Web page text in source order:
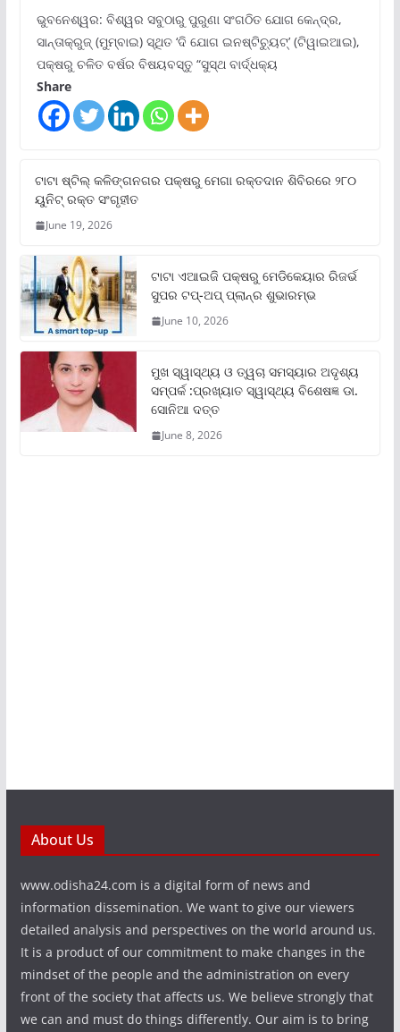
ଭୁବନେଶ୍ୱର: ବିଶ୍ୱର ସବୁଠାରୁ ପୁରୁଣା ସଂଗଠିତ ଯୋଗ କେନ୍ଦ୍ର,
ସାନ୍ତାକ୍ରୁଜ୍ (ମୁମ୍ବାଇ) ସ୍ଥିତ ‘ଦି ଯୋଗ ଇନଷ୍ଟିଚ୍ୟୁଟ୍‌’ (ଟିୱାଇଆଇ),
ପକ୍ଷରୁ ଚଳିତ ବର୍ଷର ବିଷୟବସ୍ତୁ “ସୁସ୍ଥ ବାର୍ଦ୍ଧକ୍ୟ
Share
ଟାଟା ଷ୍ଟିଲ୍‌ କଳିଙ୍ଗନଗର ପକ୍ଷରୁ ମେଗା ରକ୍ତଦାନ ଶିବିରରେ ୨୮୦
ୟୁନିଟ୍‌ ରକ୍ତ ସଂଗୃହୀତ
June 19, 2026
ଟାଟା ଏଆଇଜି ପକ୍ଷରୁ ମେଡିକେୟାର ରିଜର୍ଭ
ସୁପର ଟପ୍‌-ଅପ୍ ପ୍ଲାନ୍‌ର ଶୁଭାରମ୍ଭ
June 10, 2026
ମୁଖ ସ୍ୱାସ୍ଥ୍ୟ ଓ ତ୍ୱଚା ସମସ୍ୟାର ଅଦୃଶ୍ୟ
ସମ୍ପର୍କ :ପ୍ରଖ୍ୟାତ ସ୍ୱାସ୍ଥ୍ୟ ବିଶେଷଜ୍ଞ ଡା.
ସୋନିଆ ଦତ୍ତ
June 8, 2026
About Us
www.odisha24.com is a digital form of news and
information dissemination. We want to give our viewers
detailed analysis and perspectives on the world around us.
It is a product of our commitment to make changes in the
mindset of the people and the administration on every
front of the society that affects us. We believe strongly that
we can and must do things differently. Our aim is to bring